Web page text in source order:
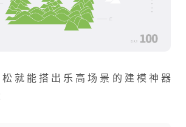
就能搭出乐高场景的建模神器